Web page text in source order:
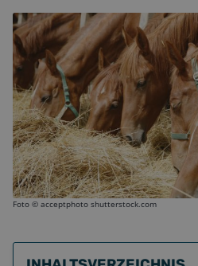
Foto © acceptphoto shutterstock.com